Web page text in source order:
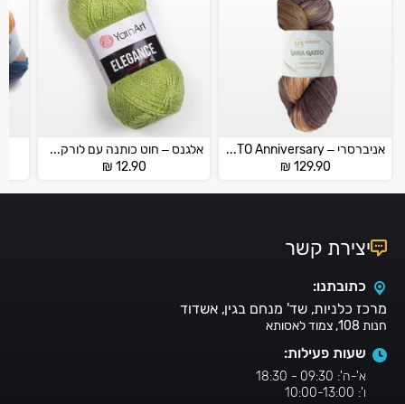
אניברסרי – LANNA GATTO Anniversary
₪ 129.90
אלגנס – חוט כותנה עם לורקס – ELEGANCE
₪ 12.90
יצירת קשר
כתובתנו:
מרכז כלניות, שד' מנחם בגין, אשדוד
חנות 108, צמוד לאסותא
שעות פעילות:
א'-ה': 09:30 - 18:30
ו': 10:00-13:00